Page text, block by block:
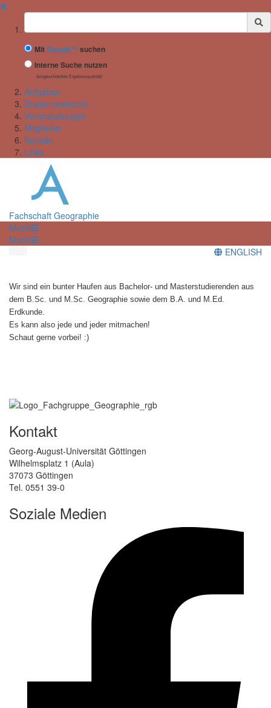
✖
Suchbegriff
MitGoogle™ suchen
Interne Suche nutzen
(eingeschränkte Ergebnisqualität)
Aufgaben
Erstsemesterinfo
Veranstaltungen
Mitglieder
Kontakt
Links
Fachschaft Geographie
Menü
Menü
ENGLISH
Wir sind ein bunter Haufen aus Bachelor- und Masterstudierenden aus
dem B.Sc. und M.Sc. Geographie sowie dem B.A. und M.Ed.
Erdkunde.
Es kann also jede und jeder mitmachen!
Schaut gerne vorbei! :)
Kontakt
Georg-August-Universität Göttingen
Wilhelmsplatz 1 (Aula)
37073 Göttingen
Tel. 0551 39-0
Soziale Medien